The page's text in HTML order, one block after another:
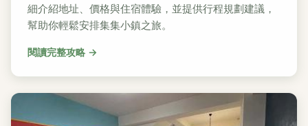
細介紹地址、價格與住宿體驗，並提供行程規劃建議，
幫助你輕鬆安排集集小鎮之旅。
閱讀完整攻略 →